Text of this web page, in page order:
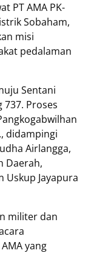
PT AMA PK-
Sobaham,
misi
pedalaman
Sentani
737. Proses
didampingi
Airlangga,
Daerah,
Uskup Jayapura
militer dan
yang